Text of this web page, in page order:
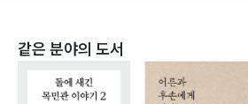
같은 분야의 도서